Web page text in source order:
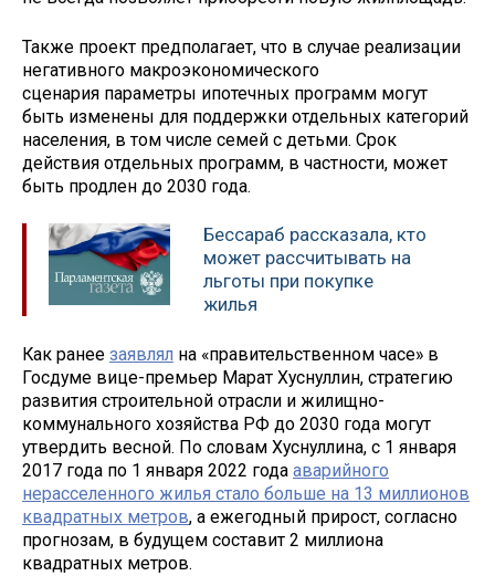
Также проект предполагает, что в случае реализации
негативного макроэкономического
сценария параметры ипотечных программ могут
быть изменены для поддержки отдельных категорий
населения, в том числе семей с детьми. Срок
действия отдельных программ, в частности, может
быть продлен до 2030 года.
Бессараб рассказала, кто
может рассчитывать на
льготы при покупке
жилья
Как ранее заявлял на «правительственном часе» в
Госдуме вице-премьер Марат Хуснуллин, стратегию
развития строительной отрасли и жилищно-
коммунального хозяйства РФ до 2030 года могут
утвердить весной. По словам Хуснуллина, с 1 января
2017 года по 1 января 2022 года аварийного
нерасселенного жилья стало больше на 13 миллионов
квадратных метров, а ежегодный прирост, согласно
прогнозам, в будущем составит 2 миллиона
квадратных метров.